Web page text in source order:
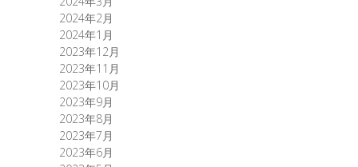
2024年2月
2024年1月
2023年12月
2023年11月
2023年10月
2023年9月
2023年8月
2023年7月
2023年6月